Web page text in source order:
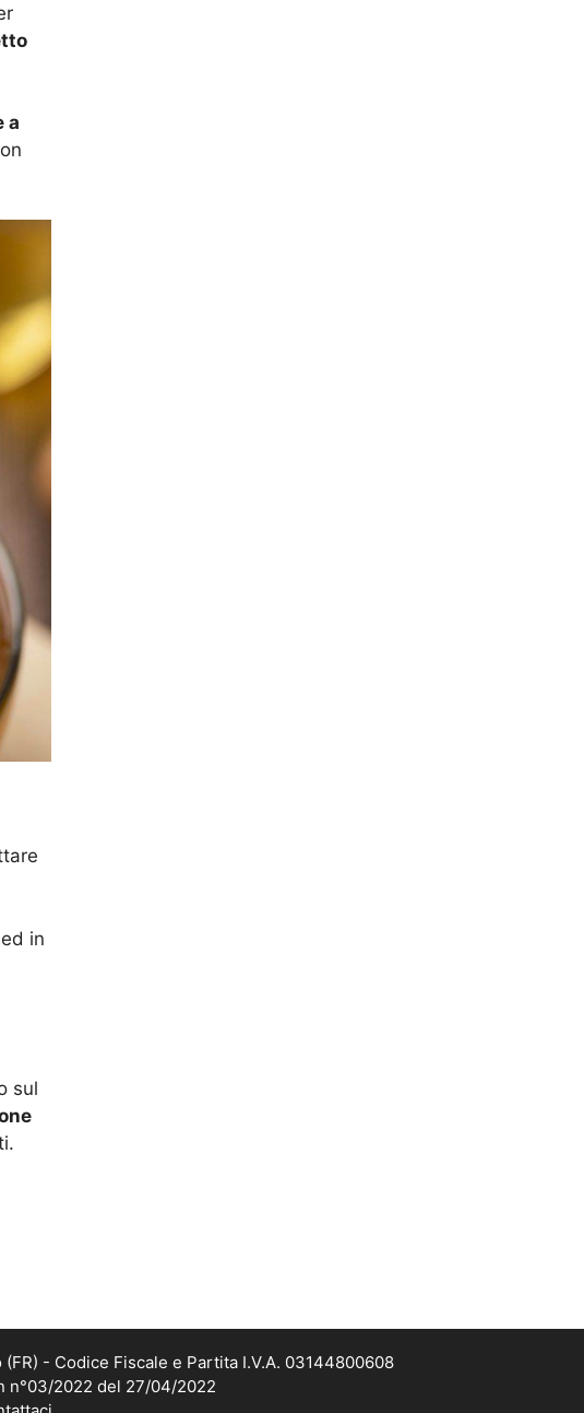
a
ed in
sul
- Codice Fiscale e Partita I.V.A. 03144800608
n°03/2022 del 27/04/2022